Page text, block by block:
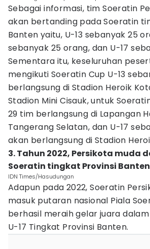
Sebagai informasi, tim Soeratin
akan bertanding pada Soeratin
Banten yaitu, U-13 sebanyak 25
sebanyak 25 orang, dan U-17
Sementara itu, keseluruhan
mengikuti Soeratin Cup U-13
berlangsung di Stadion Heroik
Stadion Mini Cisauk, untuk
29 tim berlangsung di Lapangan
Tangerang Selatan, dan U-17
akan berlangsung di Stadion
3. Tahun 2022, Persikota muda
Soeratin tingkat Provinsi Banten
IDN Times/Hasudungan
Adapun pada 2022, Soeratin
masuk putaran nasional Piala
berhasil meraih gelar juara
U-17 Tingkat Provinsi Banten.